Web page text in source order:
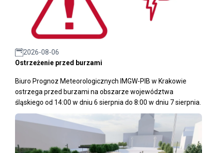
2026-08-06
Ostrzeżenie przed burzami
Biuro Prognoz Meteorologicznych IMGW-PIB w Krakowie
ostrzega przed burzami na obszarze województwa
śląskiego od 14:00 w dniu 6 sierpnia do 8:00 w dniu 7 sierpnia.